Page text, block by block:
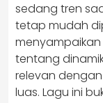
sedang tren
tetap mudah
tentang
relevan
luas. Lagu ini